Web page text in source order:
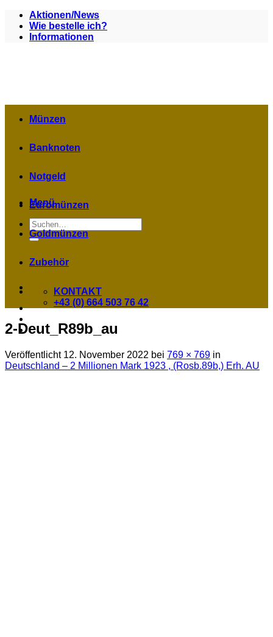
Zum
Inhalt
springen
Aktionen/News
Wie bestelle ich?
Informationen
Menü
Suchen
nach:
Münzen
Banknoten
Notgeld
Euromünzen
Goldmünzen
Zubehör
KONTAKT
+43 (0) 664 503 76 42
2-Deut_R89b_au
Veröffentlicht 12. November 2022 bei 769 × 769 in
Deutschland – 2 Millionen Mark 1923 , (Rosb.89b,) Erh. AU